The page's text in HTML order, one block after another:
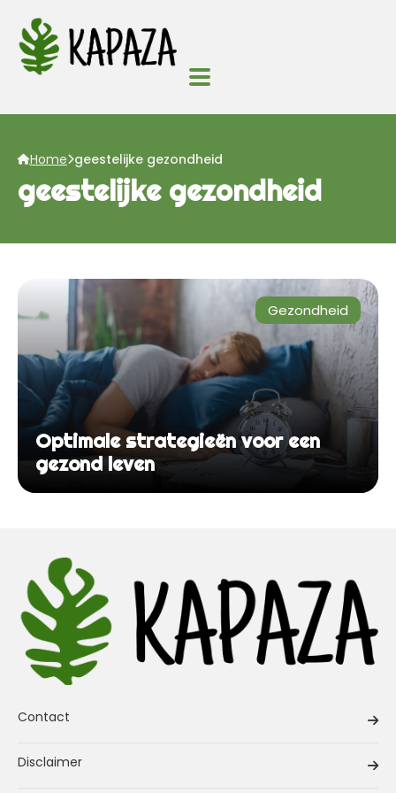
Home geestelijke gezondheid
geestelijke gezondheid
Gezondheid
Optimale strategieën voor een
gezond leven
Contact
Disclaimer